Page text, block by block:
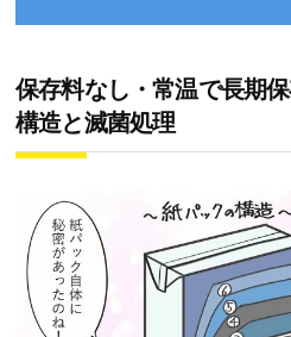
保存料なし・常温で長期
構造と滅菌処理